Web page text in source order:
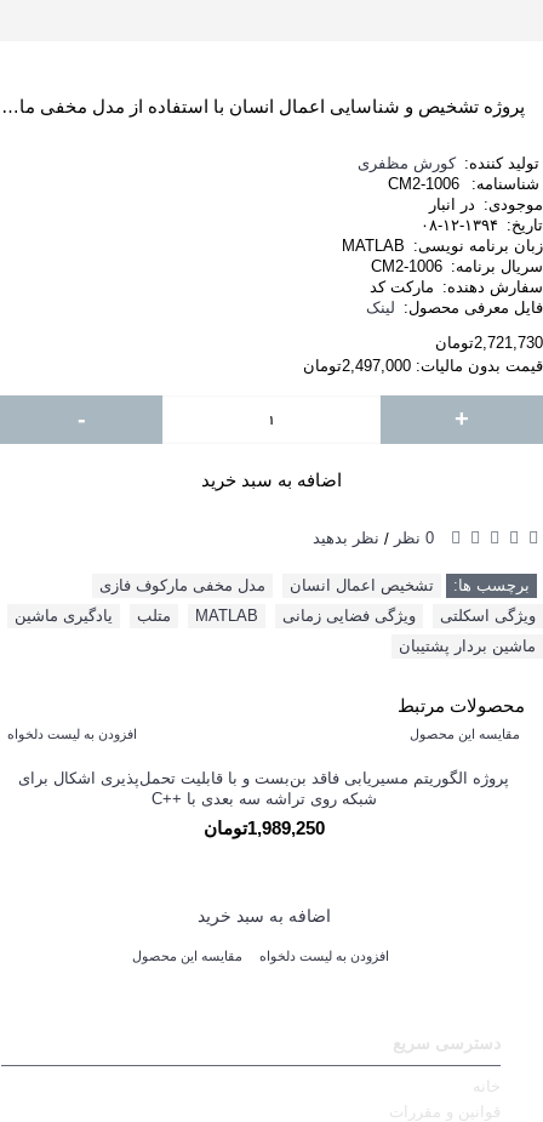
پروژه تشخیص و شناسایی اعمال انسان با استفاده از مدل مخفی مارکوف فازی با MATLAB
تولید کننده: کورش مظفری
شناسنامه:
CM2-1006
موجودی: در انبار
تاریخ: ۱۳۹۴-۱۲-۰۸
زبان برنامه نویسی: MATLAB
سریال برنامه: CM2-1006
سفارش دهنده: مارکت کد
فایل معرفی محصول: لینک
2,721,730تومان
قیمت بدون مالیات: 2,497,000تومان
- +
اضافه به سبد خرید
0 نظر / نظر بدهید
برچسب ها: تشخیص اعمال انسان مدل مخفی مارکوف فازی
ویژگی اسکلتی
ویژگی فضایی زمانی MATLAB متلب یادگیری ماشین
ماشین بردار پشتیبان
محصولات مرتبط
افزودن به لیست دلخواه مقایسه این محصول
پروژه الگوریتم مسیریابی فاقد بن‌بست و با قابلیت تحمل‌پذیری اشکال برای
شبکه روی تراشه سه بعدی با ++C
1,989,250تومان
اضافه به سبد خرید
افزودن به لیست دلخواه مقایسه این محصول
دسترسی سریع
خانه
قوانین و مقررات